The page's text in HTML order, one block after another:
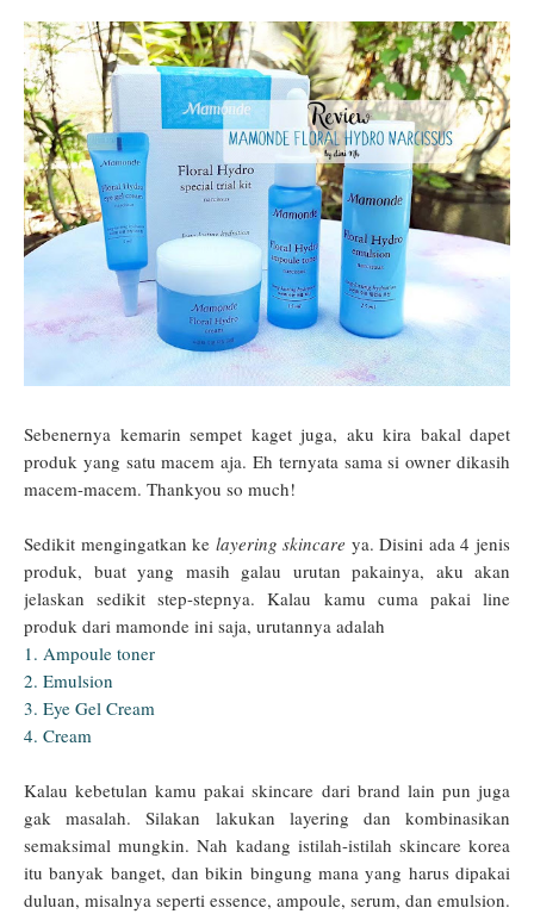
Sebenernya kemarin sempet kaget juga, aku kira bakal dapet
produk yang satu macem aja. Eh ternyata sama si owner dikasih
macem-macem. Thankyou so much!
Sedikit mengingatkan ke layering skincare ya. Disini ada 4 jenis
produk, buat yang masih galau urutan pakainya, aku akan
jelaskan sedikit step-stepnya. Kalau kamu cuma pakai line
produk dari mamonde ini saja, urutannya adalah
1. Ampoule toner
2. Emulsion
3. Eye Gel Cream
4. Cream
Kalau kebetulan kamu pakai skincare dari brand lain pun juga
gak masalah. Silakan lakukan layering dan kombinasikan
semaksimal mungkin. Nah kadang istilah-istilah skincare korea
itu banyak banget, dan bikin bingung mana yang harus dipakai
duluan, misalnya seperti essence, ampoule, serum, dan emulsion.